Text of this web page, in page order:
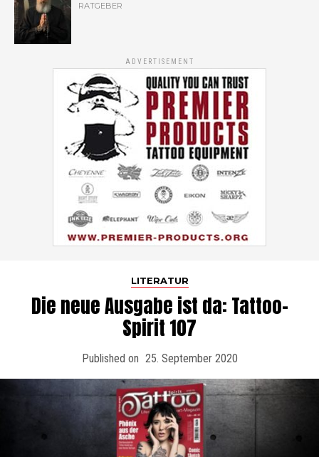
RATGEBER
ADVERTISEMENT
LITERATUR
Die neue Ausgabe ist da: Tattoo-
Spirit 107
Published on 25. September 2020